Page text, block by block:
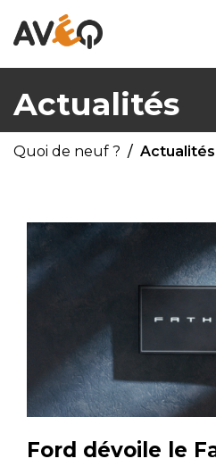
Actualités
Quoi de neuf ? Actualités
Ford dévoile le